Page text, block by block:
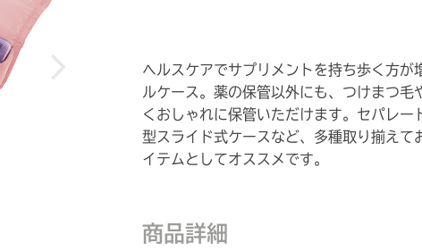
ヘルスケアでサプリメントを持ち歩く方が
ルケース。薬の保管以外にも、つけまつ毛
くおしゃれに保管いただけます。セパレー
型スライド式ケースなど、多種取り揃えて
イテムとしてオススメです。
商品詳細